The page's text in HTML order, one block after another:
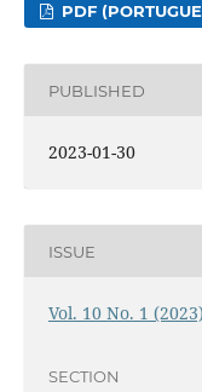
PDF
PUBLISHED
2023-01-30
ISSUE
Vol. 10 No. 1 (2023)
SECTION